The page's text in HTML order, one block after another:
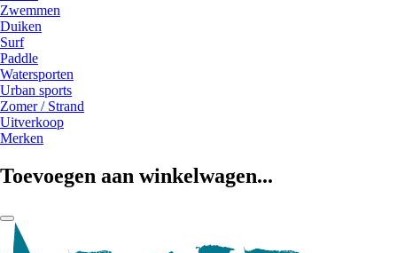
Zwemmen
Duiken
Surf
Paddle
Watersporten
Urban sports
Zomer / Strand
Uitverkoop
Merken
Toevoegen aan winkelwagen...